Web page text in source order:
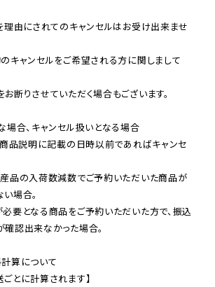
理由にされてのキャンセルはお受け出来ませ
キャンセルをご希望される方に関しまして
断りさせていただく場合もございます。
合、キャンセル扱いとなる場合
品説明に記載の日時以前であればキャンセ
産品の入荷数減数でご予約いただいた商品が
場合。
要となる商品をご予約いただいた方で、振込
認出来なかった場合。
算について
とに計算されます】